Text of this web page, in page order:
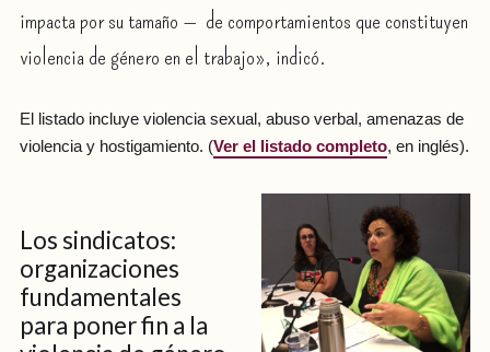
impacta por su tamaño — de comportamientos que constituyen
violencia de género en el trabajo», indicó.
El listado incluye violencia sexual, abuso verbal, amenazas de
violencia y hostigamiento. (Ver el listado completo, en inglés).
Los sindicatos:
organizaciones
fundamentales
para poner fin a la